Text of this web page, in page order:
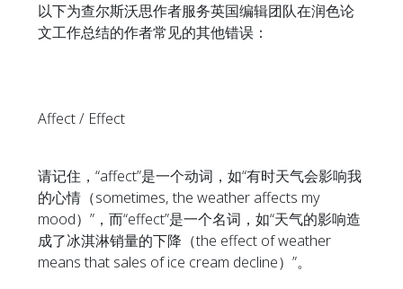
以下为查尔斯沃思作者服务英国编辑团队在润色论
文工作总结的作者常见的其他错误：
Affect / Effect
请记住，“affect”是一个动词，如“有时天气会影响我
的心情（sometimes, the weather affects my
mood）”，而“effect”是一个名词，如“天气的影响造
成了冰淇淋销量的下降（the effect of weather
means that sales of ice cream decline）”。